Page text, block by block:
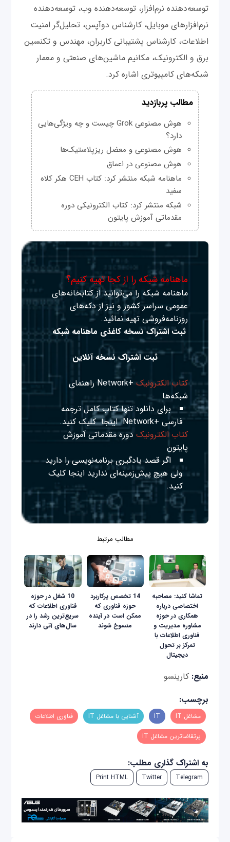
توسعه‌دهنده نرم‌افزار، توسعه‌دهنده وب، توسعه‌دهنده
نرم‌افزارهای موبایل، کارشناس دوآپس، تحلیل‌گر امنیت
اطلاعات، کارشناس پشتیبانی کاربران، مهندس و تکنسین
برق و الکترونیک، مکانیم ماشین‌های صنعتی و معمار
شبکه‌های کامپیوتری اشاره کرد.
مطالب پربازدید
هوش مصنوعی Grok چیست و چه ویژگی‌هایی
دارد؟
هوش مصنوعی و معضل ریزپلاستیک‌ها
هوش مصنوعی در اعماق
ماهنامه شبکه منتشر کرد: کتاب CEH هکر کلاه
سفید
شبکه منتشر کرد: کتاب الکترونیکی دوره
مقدماتی آموزش پایتون
ماهنامه شبکه را از کجا تهیه کنیم؟
ماهنامه شبکه را می‌توانید از کتابخانه‌های
عمومی سراسر کشور و نیز از دکه‌های
روزنامه‌فروشی تهیه نمائید.
ثبت اشتراک نسخه کاغذی ماهنامه شبکه
ثبت اشتراک نسخه آنلاین
کتاب الکترونیک
+Network راهنمای
شبکه‌ها
برای دانلود تنها کتاب کامل ترجمه
فارسی +Network
اینجا کلیک کنید.
کتاب الکترونیک دوره مقدماتی آموزش
پایتون
اگر قصد یادگیری برنامه‌نویسی را دارید
ولی هیچ پیش‌زمینه‌ای نداریداینجا کلیک
کنید.
مطالب مرتبط
تماشا کنید: مصاحبه
اختصاصی درباره
همکاری‌ در حوزه
مشاوره مدیریت و
فناوری اطلاعات با
تمرکز بر تحول
دیجیتال
14 تخصص پرکاربرد
حوزه فناوری که
ممکن است در آینده
منسوخ ‌شوند
10 شغل در حوزه
فناوری اطلاعات که
سریع‌ترین رشد را در
سال‌های آتی دارند
منبع:کارینسو
برچسب:
مشاغل IT IT آشنایی با مشاغل IT فناوری اطلاعات
پرتقاضاترین مشاغل IT
به اشتراک گذاری مطلب:
Telegram
Twitter
Print HTML